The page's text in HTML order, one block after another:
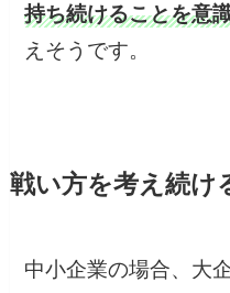
持ち続けることを意
えそうです。
戦い方を考え続け
中小企業の場合、大